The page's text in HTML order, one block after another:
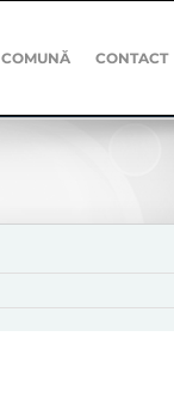
COMUNĂ CONTACT